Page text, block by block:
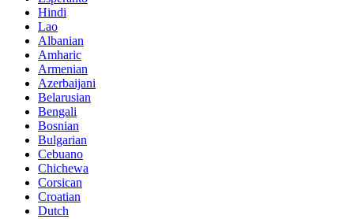
Hindi
Lao
Albanian
Amharic
Armenian
Azerbaijani
Belarusian
Bengali
Bosnian
Bulgarian
Cebuano
Chichewa
Corsican
Croatian
Dutch